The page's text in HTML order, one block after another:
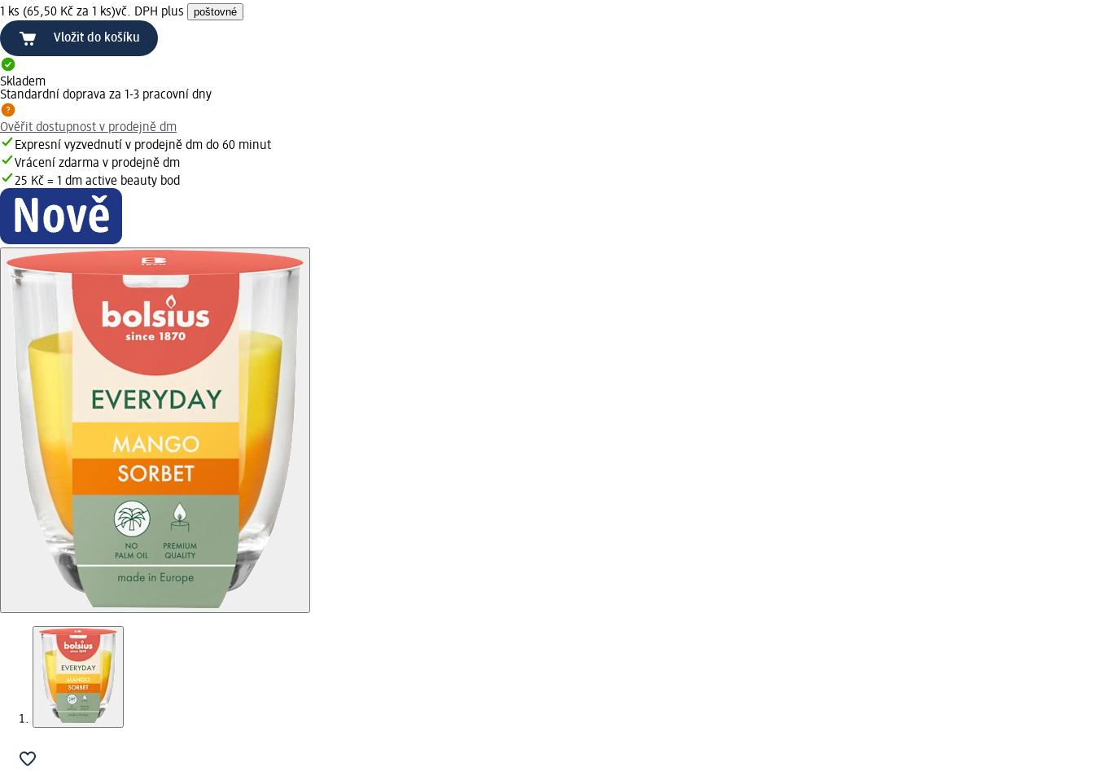
1 ks (65,50 Kč za 1 ks)vč. DPH plus poštovné
Vložit do košíku
Skladem
Standardní doprava za 1-3 pracovní dny
Ověřit dostupnost v prodejně dm
Expresní vyzvednutí v prodejně dm do 60 minut
Vrácení zdarma v prodejně dm
25 Kč = 1 dm active beauty bod